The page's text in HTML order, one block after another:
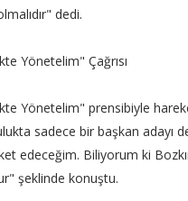
dedi.
Yönetelim" Çağrısı
Yönetelim" prensibiyle
sadece bir başkan adayı
edeceğim. Biliyorum ki
şeklinde konuştu.